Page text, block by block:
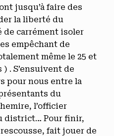
jusqu’à faire des
la liberté du
de carrément isoler
empêchant de
même le 25 et
. S’ensuivent de
pour nous entre la
du
l’officier
district… Pour finir,
fait jouer de